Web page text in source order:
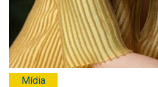
Mídia